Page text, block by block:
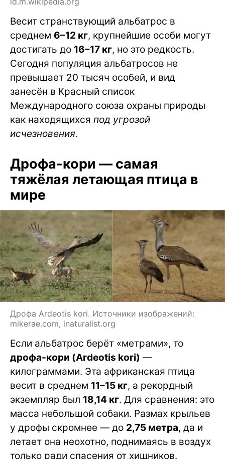
Весит странствующий альбатрос в
среднем 6–12 кг, крупнейшие особи могут
достигать до 16–17 кг, но это редкость.
Сегодня популяция альбатросов не
превышает 20 тысяч особей, и вид
занесён в Красный список
Международного союза охраны природы
как находящихся под угрозой
исчезновения.
Дрофа-кори — самая
тяжёлая летающая птица в
мире
Дрофа Ardeotis kori. Источники изображений:
mikerae.com, inaturalist.org
Если альбатрос берёт «метрами», то
дрофа-кори (Ardeotis kori) —
килограммами. Эта африканская птица
весит в среднем 11–15 кг, а рекордный
экземпляр был 18,14 кг. Для сравнения: это
масса небольшой собаки. Размах крыльев
у дрофы скромнее — до 2,75 метра, да и
летает она неохотно, поднимаясь в воздух
только ради спасения от хищников.